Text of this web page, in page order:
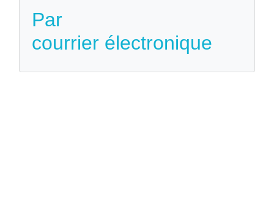
Par
courrier électronique